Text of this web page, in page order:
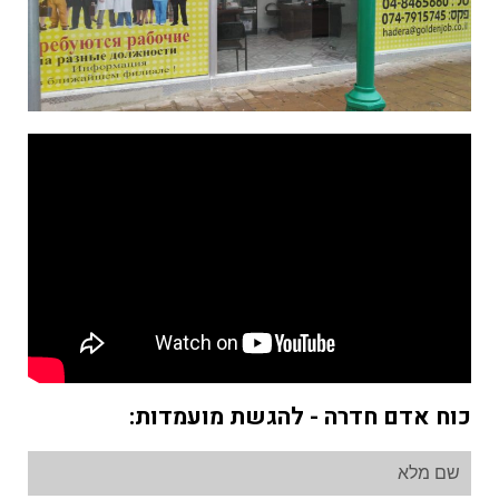
כוח אדם חדרה - להגשת מועמדות: